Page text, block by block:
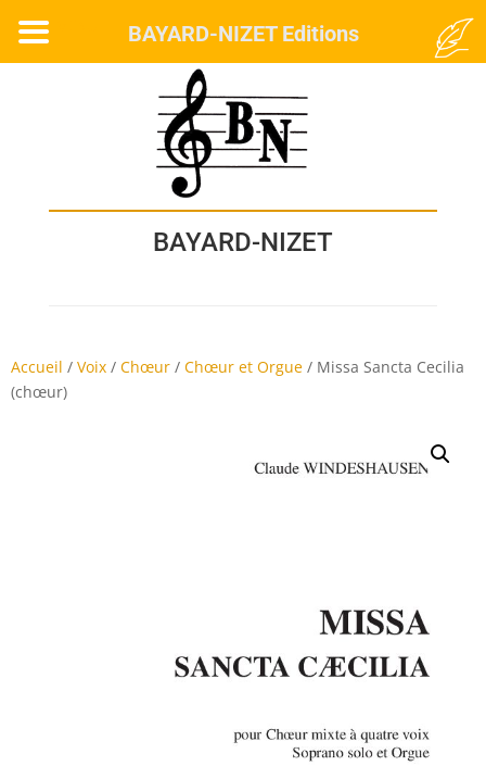
BAYARD-NIZET
Accueil / Voix / Chœur / Chœur et Orgue / Missa Sancta Cecilia
(chœur)
BAYARD-NIZET Editions